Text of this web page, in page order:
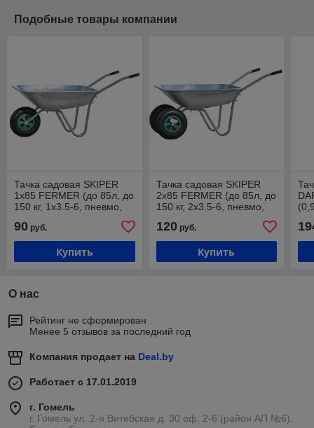
Подобные товары компании
Тачка садовая SKIPER
1x85 FERMER (до 85л, до
150 кг, 1x3.5-6, пневмо,
90 руб.
Купить
Тачка садовая SKIPER
2x85 FERMER (до 85л, до
150 кг, 2x3.5-6, пневмо,
120руб.
Купить
О нас
Рейтинг не сформирован
Менее 5 отзывов за последний год
Компания продает на Deal.by
Работает с 17.01.2019
г. Гомель
г. Гомель ул. 2-я Витебская д. 30 оф. 2-6 (район АП №6),